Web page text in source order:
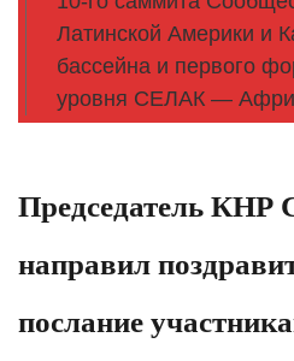
Латинской Америки и
бассейна и первого
уровня СЕЛАК —
Председатель КНР
направил
послание